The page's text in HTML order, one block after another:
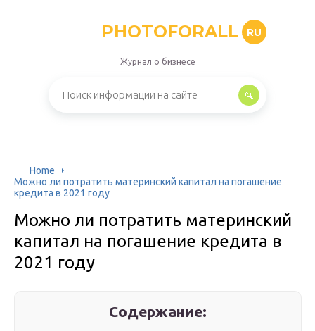
PHOTOFORALL RU
Журнал о бизнесе
Home
Можно ли потратить материнский капитал на погашение
кредита в 2021 году
Можно ли потратить материнский
капитал на погашение кредита в
2021 году
Содержание: